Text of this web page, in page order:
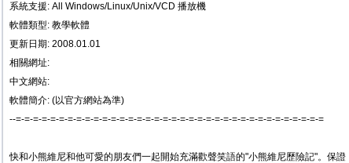
系統支援: All Windows/Linux/Unix/VCD 播放機
軟體類型: 教學軟體
更新日期: 2008.01.01
相關網址:
中文網站:
軟體簡介: (以官方網站為準)
--=-=-=-=-=-=-=-=-=-=-=-=-=-=-=-=-=-=-=-=-=-=-=-=-=-=-=-=-=-=-=-=-=-=-=-=
快和小熊維尼和他可愛的朋友們一起開始充滿歡聲笑語的"小熊維尼歷險記"。保證